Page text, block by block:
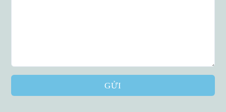
GỬI